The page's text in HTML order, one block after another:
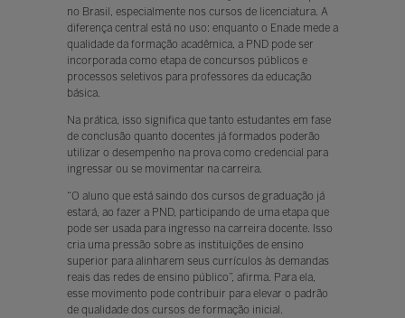
no Brasil, especialmente nos cursos de licenciatura. A
diferença central está no uso: enquanto o Enade mede a
qualidade da formação acadêmica, a PND pode ser
incorporada como etapa de concursos públicos e
processos seletivos para professores da educação
básica.
Na prática, isso significa que tanto estudantes em fase
de conclusão quanto docentes já formados poderão
utilizar o desempenho na prova como credencial para
ingressar ou se movimentar na carreira.
“O aluno que está saindo dos cursos de graduação já
estará, ao fazer a PND, participando de uma etapa que
pode ser usada para ingresso na carreira docente. Isso
cria uma pressão sobre as instituições de ensino
superior para alinharem seus currículos às demandas
reais das redes de ensino público”, afirma. Para ela,
esse movimento pode contribuir para elevar o padrão
de qualidade dos cursos de formação inicial.